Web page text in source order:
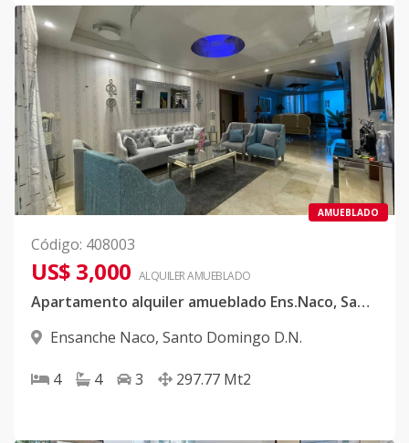
AMUEBLADO
Código: 408003
US$ 3,000 ALQUILERAMUEBLADO
Apartamento alquiler amueblado Ens.Naco, Santo Domingo
Ensanche Naco, Santo Domingo D.N.
4 4 3 297.77 Mt2